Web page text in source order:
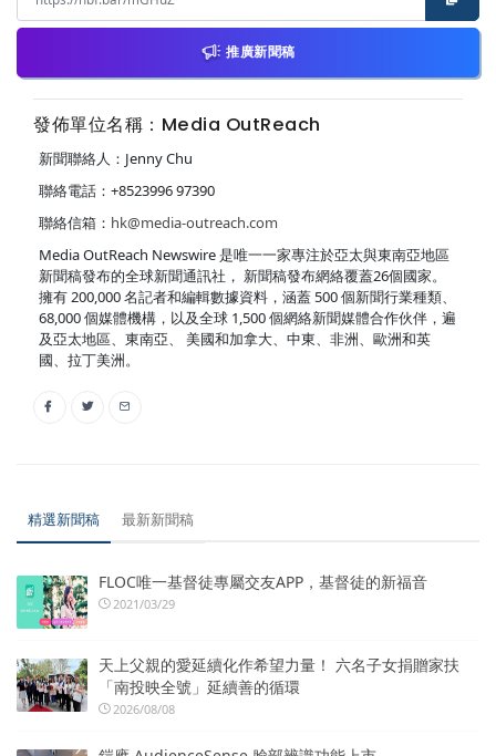
推廣新聞稿
發佈單位名稱：Media OutReach
新聞聯絡人：Jenny Chu
聯絡電話：+8523996 97390
聯絡信箱： hk@media-outreach.com
Media OutReach Newswire 是唯一一家專注於亞太與東南亞地區
新聞稿發布的全球新聞通訊社， 新聞稿發布網絡覆蓋26個國家。
擁有 200,000 名記者和編輯數據資料，涵蓋 500 個新聞行業種類、
68,000 個媒體機構，以及全球 1,500 個網絡新聞媒體合作伙伴，遍
及亞太地區、東南亞、 美國和加拿大、中東、非洲、歐洲和英
國、拉丁美洲。
精選新聞稿 最新新聞稿
FLOC唯一基督徒專屬交友APP，基督徒的新福音
2021/03/29
天上父親的愛延續化作希望力量！ 六名子女捐贈家扶
「南投映全號」延續善的循環
2026/08/08